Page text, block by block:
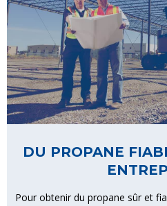
DU PROPANE
Pour obtenir du propane sûr et